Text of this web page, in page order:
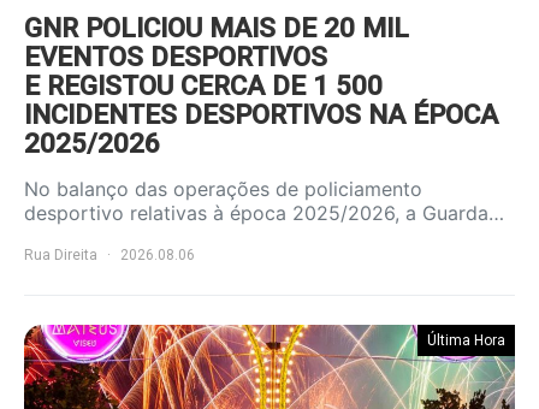
GNR POLICIOU MAIS DE 20 MIL
EVENTOS DESPORTIVOS
E REGISTOU CERCA DE 1 500
INCIDENTES DESPORTIVOS NA ÉPOCA
2025/2026
No balanço das operações de policiamento
desportivo relativas à época 2025/2026, a Guarda…
Rua Direita 2026.08.06
Última Hora